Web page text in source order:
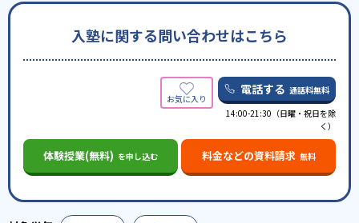
入塾に関する問い合わせはこちら
電話する 通話料無料
14:00-21:30（日曜・祝日を除
く）
体験授業(無料) を申し込む 料金などの資料請求 無料